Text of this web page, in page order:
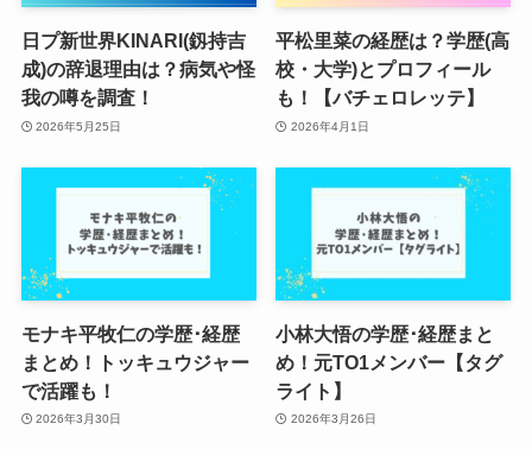
日プ新世界KINARI(釼持吉
成)の辞退理由は？病気や怪
我の噂を調査！
2026年5月25日
平松里菜の経歴は？学歴(高
校・大学)とプロフィール
も！【バチェロレッテ】
2026年4月1日
モナキ平牧仁の学歴･経歴
まとめ！トッキュウジャー
で活躍も！
2026年3月30日
小林大悟の学歴･経歴まと
め！元TO1メンバー【タグ
ライト】
2026年3月26日